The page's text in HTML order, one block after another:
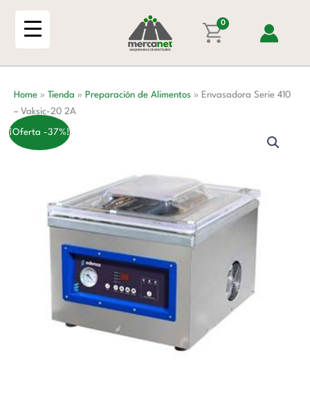
0
Home » Tienda » Preparación de Alimentos » Envasadora Serie 410
– Vaksic-20 2A
¡Oferta -37%!
Vaksic-
20
2A